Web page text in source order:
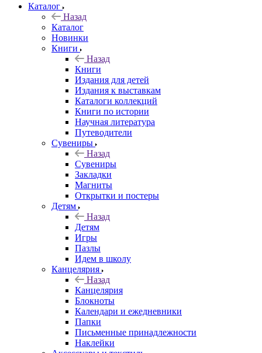
Каталог
Назад
Каталог
Новинки
Книги
Назад
Книги
Издания для детей
Издания к выставкам
Каталоги коллекций
Книги по истории
Научная литература
Путеводители
Сувениры
Назад
Сувениры
Закладки
Магниты
Открытки и постеры
Детям
Назад
Детям
Игры
Пазлы
Идем в школу
Канцелярия
Назад
Канцелярия
Блокноты
Календари и ежедневники
Папки
Письменные принадлежности
Наклейки